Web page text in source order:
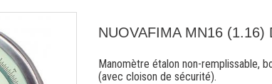
NUOVAFIMA MN16 (1.16)
Manomètre étalon non-remplissable,
(avec cloison de sécurité).